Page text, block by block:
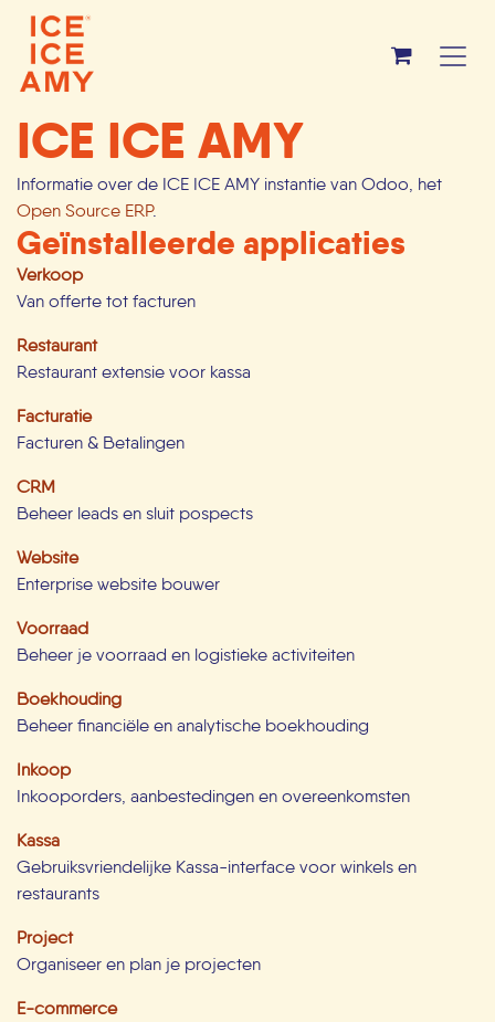
Overslaan naar inhoud
ICE ICE AMY
Informatie over de ICE ICE AMY instantie van Odoo, het
Open Source ERP.
Geïnstalleerde applicaties
Verkoop
Van offerte tot facturen
Restaurant
Restaurant extensie voor kassa
Facturatie
Facturen & Betalingen
CRM
Beheer leads en sluit pospects
Website
Enterprise website bouwer
Voorraad
Beheer je voorraad en logistieke activiteiten
Boekhouding
Beheer financiële en analytische boekhouding
Inkoop
Inkooporders, aanbestedingen en overeenkomsten
Kassa
Gebruiksvriendelijke Kassa-interface voor winkels en
restaurants
Project
Organiseer en plan je projecten
E-commerce